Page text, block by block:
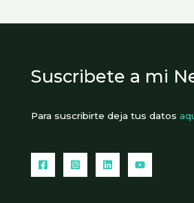
Suscribete a mi
Para suscribirte deja tus datos